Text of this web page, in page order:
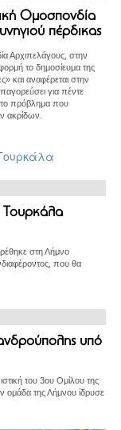
Ομοσπονδία
πέρδικας
Αρχιπελάγους, στην
το δημοσίευμα της
και αναφέρεται στην
για πέντε
πρόβλημα που
ακρίδων.
Τουρκάλα
στη Λήμνο
που θα
υπό
του 3ου Ομίλου της
ομάδα της Λήμνου ίδρυσε